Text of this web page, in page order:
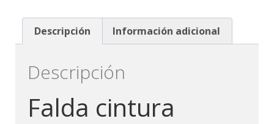
Descripción Información adicional
Descripción
Falda cintura